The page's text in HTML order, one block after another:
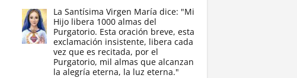
La Santísima Virgen María dice: "Mi
Hijo libera 1000 almas del
Purgatorio. Esta oración breve, esta
exclamación insistente, libera cada
vez que es recitada, por el
Purgatorio, mil almas que alcanzan
la alegría eterna, la luz eterna."